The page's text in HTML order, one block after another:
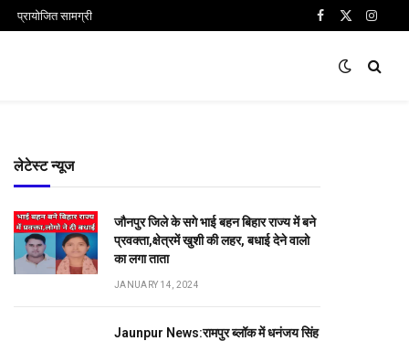
प्रायोजित सामग्री Facebook
X
लेटेस्ट न्यूज
जौनपुर जिले के सगे भाई बहन बिहार राज्य में बने
प्रवक्ता,क्षेत्रमें खुशी की लहर, बधाई देने वालो
का लगा ताता
JANUARY 14, 2024
Jaunpur News:रामपुर ब्लॉक में धनंजय सिंह